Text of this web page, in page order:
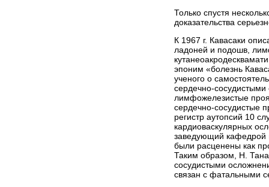
Только спустя
доказательства
К 1967 г. Кавасаки
ладоней и подошв,
эпоним «болезнь
ученого о
сердечно-
лимфожелезистые
сердечно-сосудистые
регистр аутопсий 10
кардиоваскулярных
заведующий кафедрой
были расценены как
Таким образом, Н.
сосудистыми
связан с фатальными